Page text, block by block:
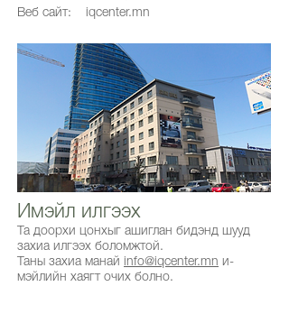
Веб сайт: iqcenter.mn
Имэйл илгээх
Та доорхи цонхыг ашиглан бидэнд шууд
захиа илгээх боломжтой.
Таны захиа манай info@iqcenter.mn и-
мэйлийн хаягт очих болно.